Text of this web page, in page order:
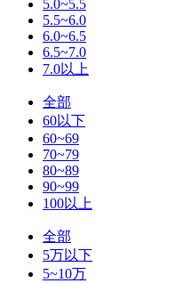
5.0~5.5
5.5~6.0
6.0~6.5
6.5~7.0
7.0以上
全部
60以下
60~69
70~79
80~89
90~99
100以上
全部
5万以下
5~10万